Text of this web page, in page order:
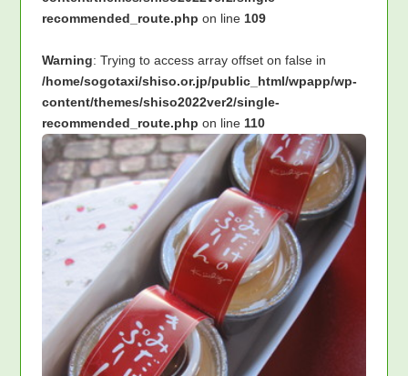
recommended_route.php on line 109
Warning: Trying to access array offset on false in
/home/sogotaxi/shiso.or.jp/public_html/wpapp/wp-
content/themes/shiso2022ver2/single-
recommended_route.php on line 110